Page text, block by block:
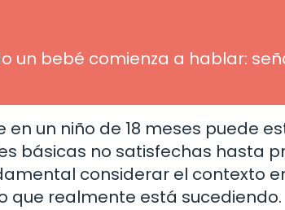
un bebé comienza a hablar:
en un niño de 18 meses puede
básicas no satisfechas hasta
considerar el contexto
que realmente está sucediendo.